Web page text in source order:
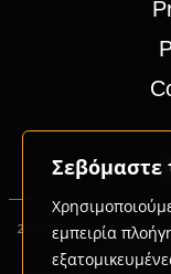
Σεβόμαστε
εμπειρία
2020-2026 © GRD
Digital